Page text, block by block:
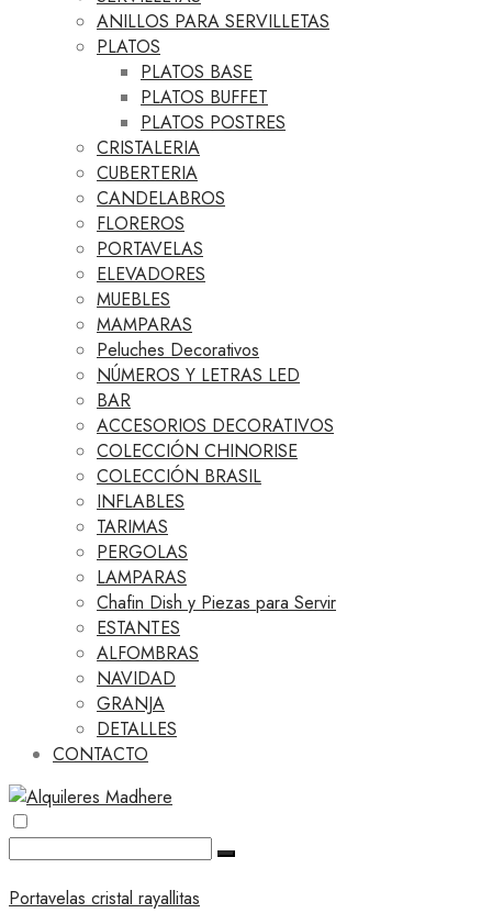
ANILLOS PARA SERVILLETAS
PLATOS
PLATOS BASE
PLATOS BUFFET
PLATOS POSTRES
CRISTALERIA
CUBERTERIA
CANDELABROS
FLOREROS
PORTAVELAS
ELEVADORES
MUEBLES
MAMPARAS
Peluches Decorativos
NÚMEROS Y LETRAS LED
BAR
ACCESORIOS DECORATIVOS
COLECCIÓN CHINORISE
COLECCIÓN BRASIL
INFLABLES
TARIMAS
PERGOLAS
LAMPARAS
Chafin Dish y Piezas para Servir
ESTANTES
ALFOMBRAS
NAVIDAD
GRANJA
DETALLES
CONTACTO
Portavelas cristal rayallitas